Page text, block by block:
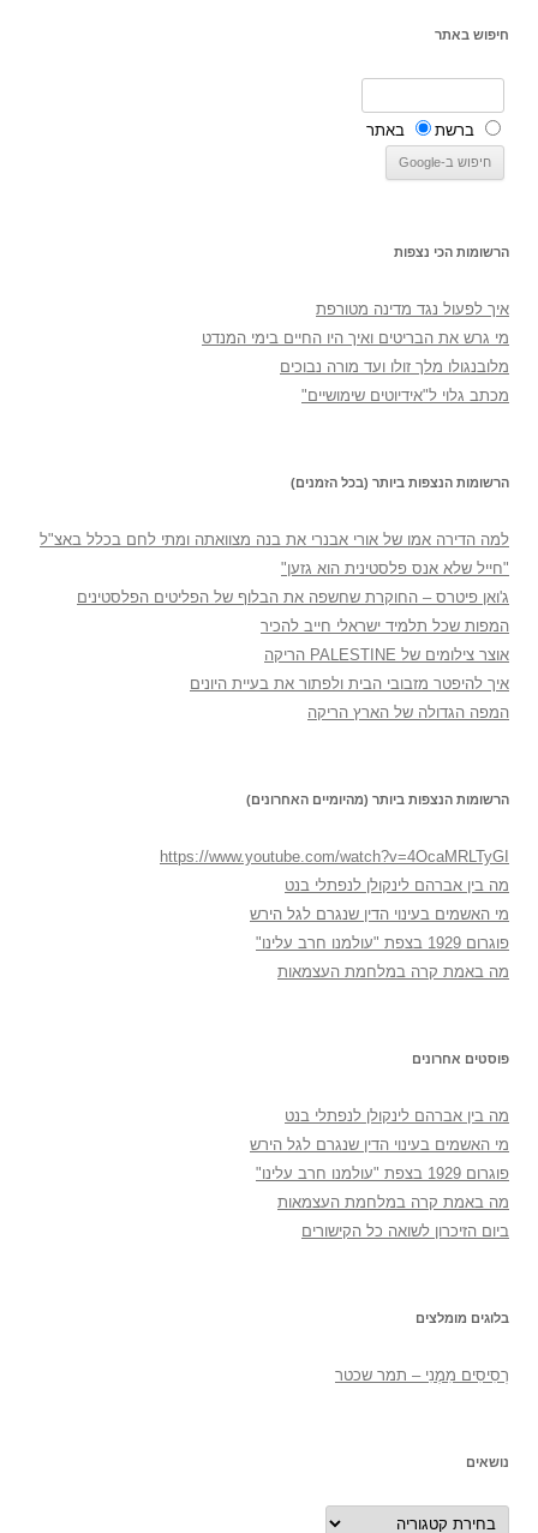
חיפוש באתר
ברשת באתר
הרשומות הכי נצפות
איך לפעול נגד מדינה מטורפת
מי גרש את הבריטים ואיך היו החיים בימי המנדט
מלובנגולו מלך זולו ועד מורה נבוכים
מכתב גלוי ל"אידיוטים שימושיים"
הרשומות הנצפות ביותר (בכל הזמנים)
למה הדירה אמו של אורי אבנרי את בנה מצוואתה ומתי לחם בכלל באצ"ל
"חייל שלא אנס פלסטינית הוא גזען"
ג'ואן פיטרס – החוקרת שחשפה את הבלוף של הפליטים הפלסטינים
המפות שכל תלמיד ישראלי חייב להכיר
אוצר צילומים של PALESTINE הריקה
איך להיפטר מזבובי הבית ולפתור את בעיית היונים
המפה הגדולה של הארץ הריקה
הרשומות הנצפות ביותר (מהיומיים האחרונים)
https://www.youtube.com/watch?v=4OcaMRLTyGI
מה בין אברהם לינקולן לנפתלי בנט
מי האשמים בעינוי הדין שנגרם לגל הירש
פוגרום 1929 בצפת "עולמנו חרב עלינו"
מה באמת קרה במלחמת העצמאות
פוסטים אחרונים
מה בין אברהם לינקולן לנפתלי בנט
מי האשמים בעינוי הדין שנגרם לגל הירש
פוגרום 1929 בצפת "עולמנו חרב עלינו"
מה באמת קרה במלחמת העצמאות
ביום הזיכרון לשואה כל הקישורים
בלוגים מומלצים
רְסִיסִים מִמֶנִי – תמר שכטר
נושאים
נושאים